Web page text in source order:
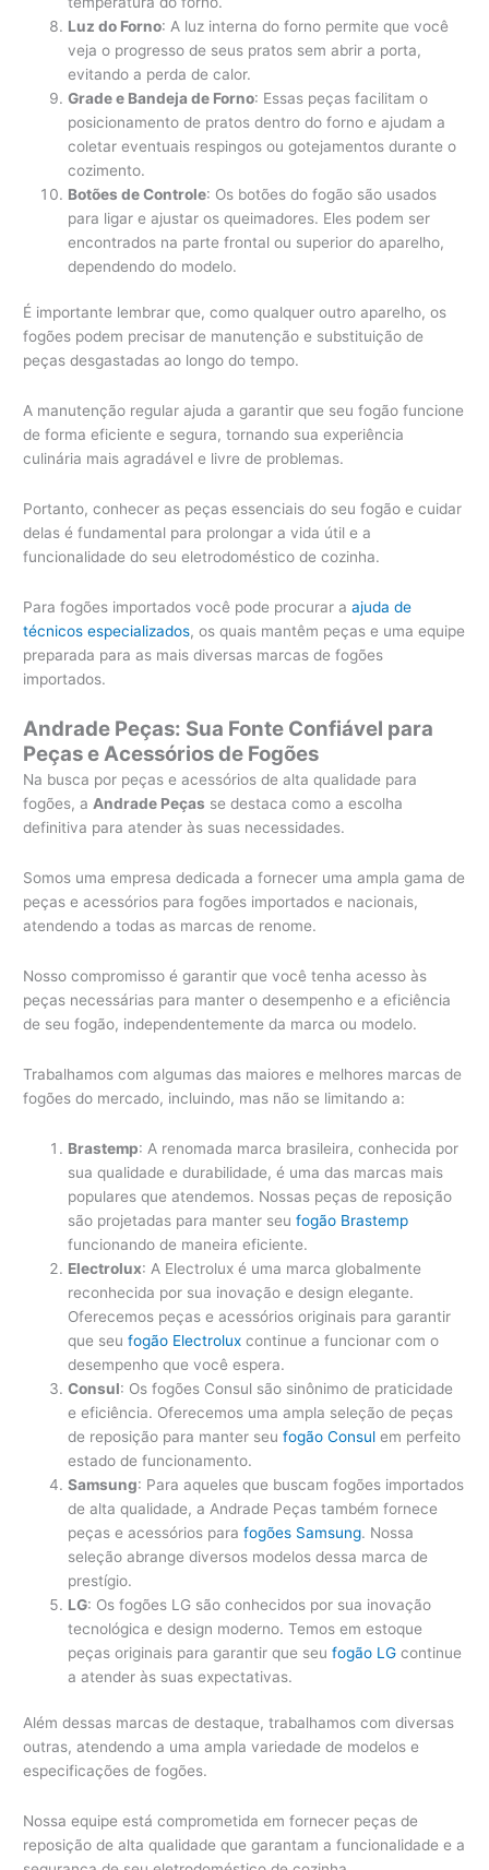
Luz do Forno: A luz interna do forno permite que você
veja o progresso de seus pratos sem abrir a porta,
evitando a perda de calor.
Grade e Bandeja de Forno: Essas peças facilitam o
posicionamento de pratos dentro do forno e ajudam a
coletar eventuais respingos ou gotejamentos durante o
cozimento.
Botões de Controle: Os botões do fogão são usados
para ligar e ajustar os queimadores. Eles podem ser
encontrados na parte frontal ou superior do aparelho,
dependendo do modelo.
É importante lembrar que, como qualquer outro aparelho, os
fogões podem precisar de manutenção e substituição de
peças desgastadas ao longo do tempo.
A manutenção regular ajuda a garantir que seu fogão funcione
de forma eficiente e segura, tornando sua experiência
culinária mais agradável e livre de problemas.
Portanto, conhecer as peças essenciais do seu fogão e cuidar
delas é fundamental para prolongar a vida útil e a
funcionalidade do seu eletrodoméstico de cozinha.
Para fogões importados você pode procurar aajuda de
técnicos especializados, os quais mantêm peças e uma equipe
preparada para as mais diversas marcas de fogões
importados.
Andrade Peças: Sua Fonte Confiável para
Peças e Acessórios de Fogões
Na busca por peças e acessórios de alta qualidade para
fogões, a Andrade Peças se destaca como a escolha
definitiva para atender às suas necessidades.
Somos uma empresa dedicada a fornecer uma ampla gama de
peças e acessórios para fogões importados e nacionais,
atendendo a todas as marcas de renome.
Nosso compromisso é garantir que você tenha acesso às
peças necessárias para manter o desempenho e a eficiência
de seu fogão, independentemente da marca ou modelo.
Trabalhamos com algumas das maiores e melhores marcas de
fogões do mercado, incluindo, mas não se limitando a:
Brastemp: A renomada marca brasileira, conhecida por
sua qualidade e durabilidade, é uma das marcas mais
populares que atendemos. Nossas peças de reposição
são projetadas para manter seufogão Brastemp
funcionando de maneira eficiente.
Electrolux: A Electrolux é uma marca globalmente
reconhecida por sua inovação e design elegante.
Oferecemos peças e acessórios originais para garantir
que seufogão Electrolux continue a funcionar com o
desempenho que você espera.
Consul: Os fogões Consul são sinônimo de praticidade
e eficiência. Oferecemos uma ampla seleção de peças
de reposição para manter seufogão Consul em perfeito
estado de funcionamento.
Samsung: Para aqueles que buscam fogões importados
de alta qualidade, a Andrade Peças também fornece
peças e acessórios parafogões Samsung. Nossa
seleção abrange diversos modelos dessa marca de
prestígio.
LG: Os fogões LG são conhecidos por sua inovação
tecnológica e design moderno. Temos em estoque
peças originais para garantir que seufogão LG continue
a atender às suas expectativas.
Além dessas marcas de destaque, trabalhamos com diversas
outras, atendendo a uma ampla variedade de modelos e
especificações de fogões.
Nossa equipe está comprometida em fornecer peças de
reposição de alta qualidade que garantam a funcionalidade e a